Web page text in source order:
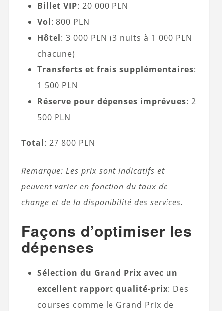
Billet VIP: 20 000 PLN
Vol: 800 PLN
Hôtel: 3 000 PLN (3 nuits à 1 000 PLN
chacune)
Transferts et frais supplémentaires:
1 500 PLN
Réserve pour dépenses imprévues: 2
500 PLN
Total: 27 800 PLN
Remarque: Les prix sont indicatifs et
peuvent varier en fonction du taux de
change et de la disponibilité des services.
Façons d’optimiser les
dépenses
Sélection du Grand Prix avec un
excellent rapport qualité-prix: Des
courses comme le Grand Prix de